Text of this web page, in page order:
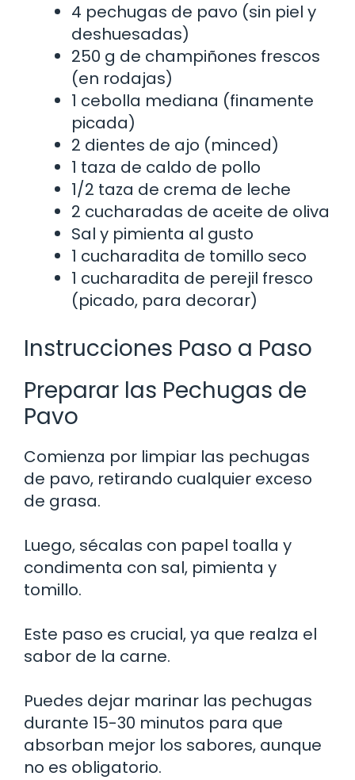
4 pechugas de pavo (sin piel y
deshuesadas)
250 g de champiñones frescos
(en rodajas)
1 cebolla mediana (finamente
picada)
2 dientes de ajo (minced)
1 taza de caldo de pollo
1/2 taza de crema de leche
2 cucharadas de aceite de oliva
Sal y pimienta al gusto
1 cucharadita de tomillo seco
1 cucharadita de perejil fresco
(picado, para decorar)
Instrucciones Paso a Paso
Preparar las Pechugas de
Pavo
Comienza por limpiar las pechugas
de pavo, retirando cualquier exceso
de grasa.
Luego, sécalas con papel toalla y
condimenta con sal, pimienta y
tomillo.
Este paso es crucial, ya que realza el
sabor de la carne.
Puedes dejar marinar las pechugas
durante 15-30 minutos para que
absorban mejor los sabores, aunque
no es obligatorio.